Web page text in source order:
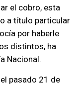
el cobro, esta
a título particular
por haberle
distintos, ha
Nacional.
pasado 21 de